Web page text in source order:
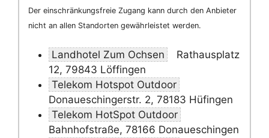
Der einschränkungsfreie Zugang kann durch den Anbieter
nicht an allen Standorten gewährleistet werden.
Landhotel Zum Ochsen
Rathausplatz
12, 79843 Löffingen
Telekom Hotspot Outdoor
Donaueschingerstr. 2, 78183 Hüfingen
Telekom HotSpot Outdoor
Bahnhofstraße, 78166 Donaueschingen